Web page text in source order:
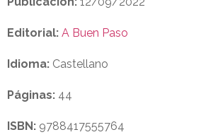
Editorial: A Buen Paso
Idioma: Castellano
Páginas: 44
ISBN: 9788417555764